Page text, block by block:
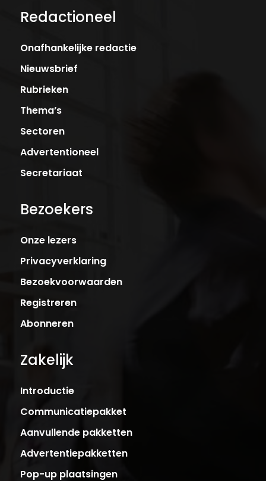
Redactioneel
Onafhankelijke redactie
Nieuwsbrief
Rubrieken
Thema’s
Sectoren
Advertentioneel
Secretariaat
Bezoekers
Onze lezers
Privacyverklaring
Bezoekvoorwaarden
Registreren
Abonneren
Zakelijk
Introductie
Communicatiepakket
Aanvullende pakketten
Advertentiepakketten
Pop-up plaatsingen